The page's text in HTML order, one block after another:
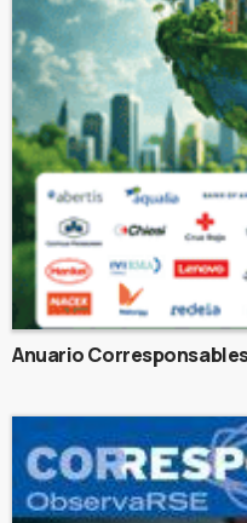
Anuario